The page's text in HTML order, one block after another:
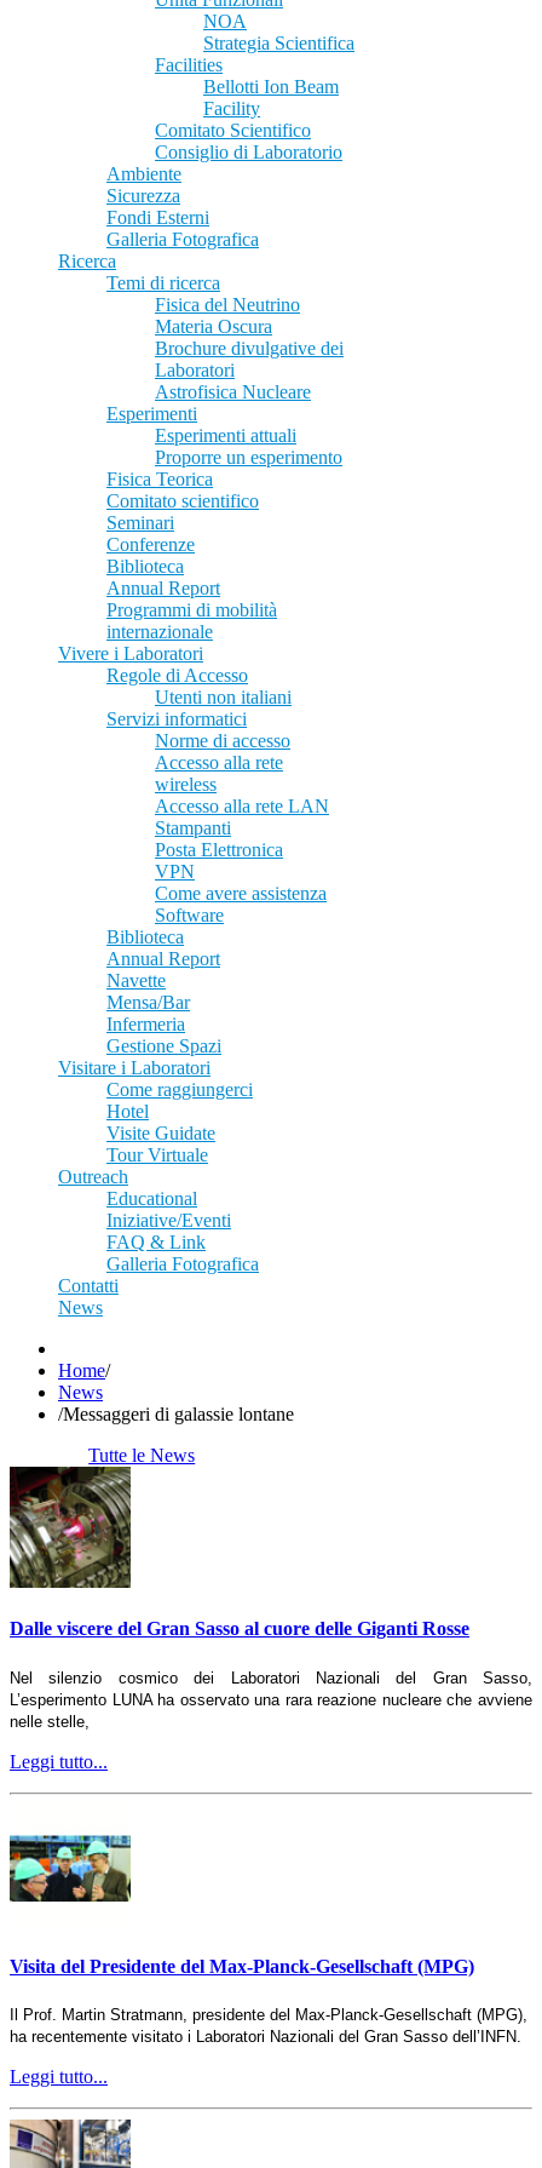
NOA
Strategia Scientifica
Facilities
Bellotti Ion Beam
Facility
Comitato Scientifico
Consiglio di Laboratorio
Ambiente
Sicurezza
Fondi Esterni
Galleria Fotografica
Ricerca
Temi di ricerca
Fisica del Neutrino
Materia Oscura
Brochure divulgative dei
Laboratori
Astrofisica Nucleare
Esperimenti
Esperimenti attuali
Proporre un esperimento
Fisica Teorica
Comitato scientifico
Seminari
Conferenze
Biblioteca
Annual Report
Programmi di mobilità
internazionale
Vivere i Laboratori
Regole di Accesso
Utenti non italiani
Servizi informatici
Norme di accesso
Accesso alla rete
wireless
Accesso alla rete LAN
Stampanti
Posta Elettronica
VPN
Come avere assistenza
Software
Biblioteca
Annual Report
Navette
Mensa/Bar
Infermeria
Gestione Spazi
Visitare i Laboratori
Come raggiungerci
Hotel
Visite Guidate
Tour Virtuale
Outreach
Educational
Iniziative/Eventi
FAQ & Link
Galleria Fotografica
Contatti
News
Home/
News
/Messaggeri di galassie lontane
Tutte le News
Dalle viscere del Gran Sasso al cuore delle Giganti Rosse
Nel silenzio cosmico dei Laboratori Nazionali del Gran Sasso,
L’esperimento LUNA ha osservato una rara reazione nucleare che avviene
nelle stelle,
Leggi tutto...
Visita del Presidente del Max-Planck-Gesellschaft (MPG)
Il Prof. Martin Stratmann, presidente del Max-Planck-Gesellschaft (MPG),
ha recentemente visitato i Laboratori Nazionali del Gran Sasso dell’INFN.
Leggi tutto...